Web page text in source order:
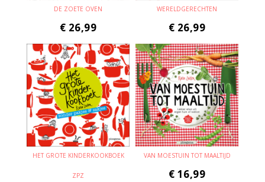
DE ZOETE OVEN
€ 26,99
WERELDGERECHTEN
€ 26,99
HET GROTE KINDERKOOKBOEK
ZPZ
VAN MOESTUIN TOT MAALTIJD
€ 16,99